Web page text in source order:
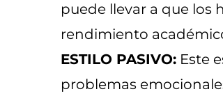
puede llevar a que los
rendimiento
ESTILO PASIVO: Este
problemas